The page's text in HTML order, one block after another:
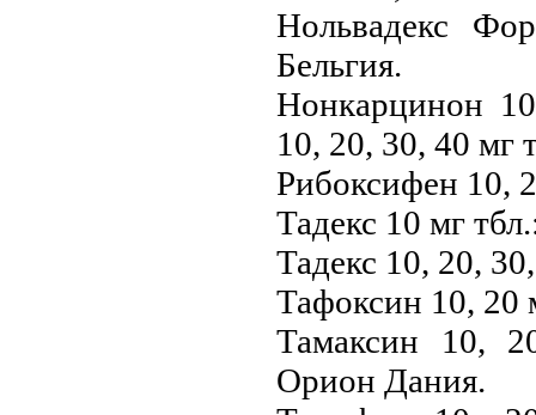
Нольвадекс
Бельгия.
Нонкарцинон
10, 20, 30, 40 мг
Рибоксифен 10,
Тадекс 10 мг
Тадекс 10, 20,
Тафоксин 10, 20
Тамаксин 10,
Орион Дания.